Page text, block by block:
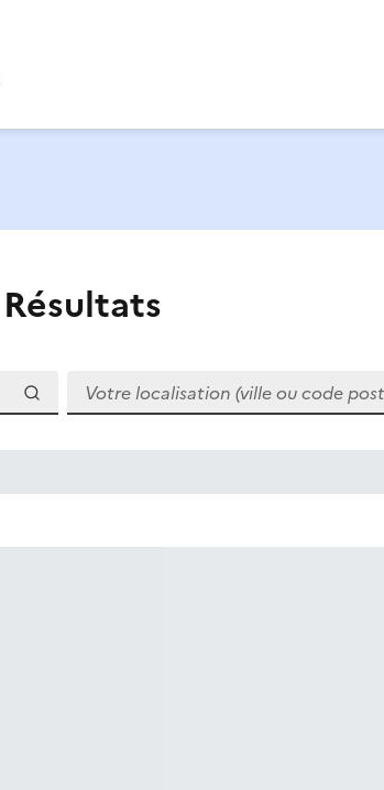
Résultats
Votre localisation (ville ou code postal)